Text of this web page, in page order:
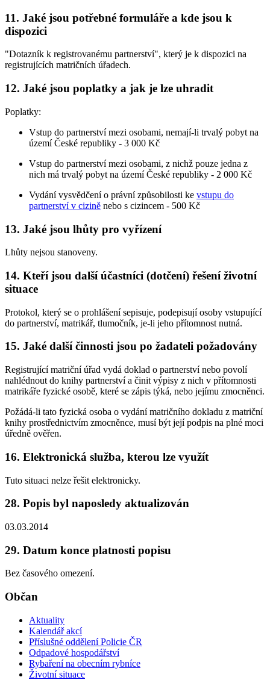
11. Jaké jsou potřebné formuláře a kde jsou k
dispozici
"Dotazník k registrovanému partnerství", který je k dispozici na
registrujících matričních úřadech.
12. Jaké jsou poplatky a jak je lze uhradit
Poplatky:
Vstup do partnerství mezi osobami, nemají-li trvalý pobyt na
území České republiky - 3 000 Kč
Vstup do partnerství mezi osobami, z nichž pouze jedna z
nich má trvalý pobyt na území České republiky - 2 000 Kč
Vydání vysvědčení o právní způsobilosti ke vstupu do
partnerství v cizině nebo s cizincem - 500 Kč
13. Jaké jsou lhůty pro vyřízení
Lhůty nejsou stanoveny.
14. Kteří jsou další účastníci (dotčení) řešení životní
situace
Protokol, který se o prohlášení sepisuje, podepisují osoby vstupující
do partnerství, matrikář, tlumočník, je-li jeho přítomnost nutná.
15. Jaké další činnosti jsou po žadateli požadovány
Registrující matriční úřad vydá doklad o partnerství nebo povolí
nahlédnout do knihy partnerství a činit výpisy z nich v přítomnosti
matrikáře fyzické osobě, které se zápis týká, nebo jejímu zmocněnci.
Požádá-li tato fyzická osoba o vydání matričního dokladu z matriční
knihy prostřednictvím zmocněnce, musí být její podpis na plné moci
úředně ověřen.
16. Elektronická služba, kterou lze využít
Tuto situaci nelze řešit elektronicky.
28. Popis byl naposledy aktualizován
03.03.2014
29. Datum konce platnosti popisu
Bez časového omezení.
Občan
Aktuality
Kalendář akcí
Příslušné oddělení Policie ČR
Odpadové hospodářství
Rybaření na obecním rybníce
Životní situace